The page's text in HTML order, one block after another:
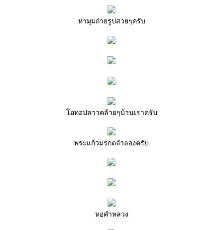
หามุมถ่ายรูปสวยๆครับ
อทอปลาวคล้ายๆบ้านเราครับ
พระแก้วมรกตจำลองครับ
หอคำหลวง